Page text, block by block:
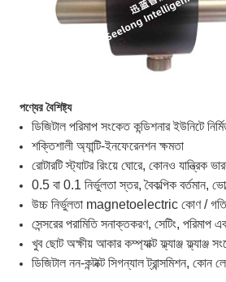
পণ্যের বৈশিষ্ট্য
ডিজিটাল পরিমাপ সংকেত কন্ডিশনার ইউনিটে
শক্তিশালী অ্যান্টি-ইনফেরেনশন ক্ষমতা
রোটারটি স্ট্যাটর রিংয়ে ঘোরে, কোনও
0.5 বা 0.1 নির্ভুলতা স্তর, বৈকল্পিক বর্তমান,
উচ্চ নির্ভুলতা magnetoelectric কোণ / গতি
সেন্সরের পরামিতি সনাক্তকরণ, সেটিং,
খুব ছোট অক্ষীয় আকার কম্প্যাক্ট ফ্ল্যাঞ্জ ফ্ল্যাঞ্জ
ডিজিটাল নন-কন্টাক্ট সিগন্যাল ট্রান্সমিশন, কোন